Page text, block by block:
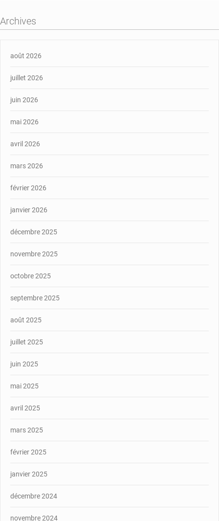
Archives
août 2026
juillet 2026
juin 2026
mai 2026
avril 2026
mars 2026
février 2026
janvier 2026
décembre 2025
novembre 2025
octobre 2025
septembre 2025
août 2025
juillet 2025
juin 2025
mai 2025
avril 2025
mars 2025
février 2025
janvier 2025
décembre 2024
novembre 2024